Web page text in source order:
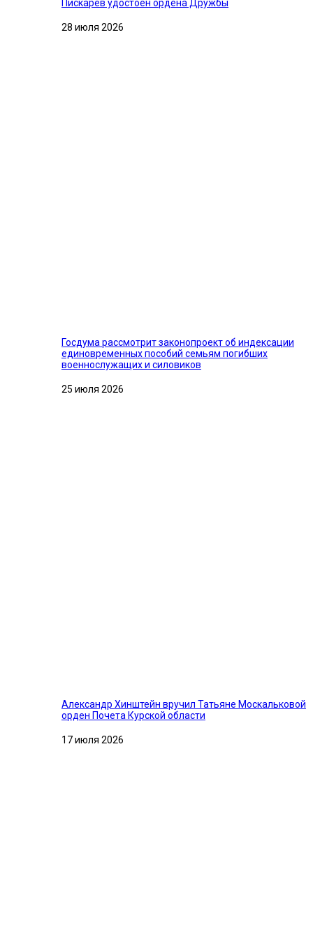
Пискарев удостоен ордена Дружбы
28 июля 2026
Госдума рассмотрит законопроект об индексации
единовременных пособий семьям погибших
военнослужащих и силовиков
25 июля 2026
Александр Хинштейн вручил Татьяне Москальковой
орден Почета Курской области
17 июля 2026